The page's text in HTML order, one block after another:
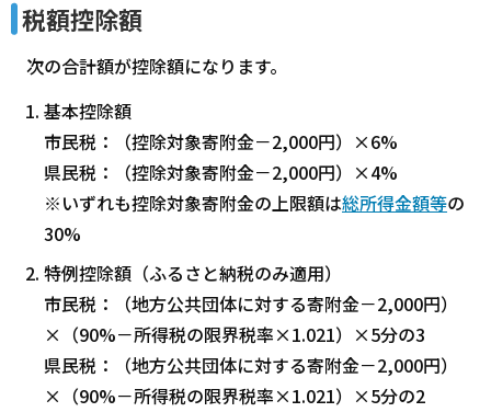
税額控除額
次の合計額が控除額になります。
基本控除額
市民税：（控除対象寄附金－2,000円）×6%
県民税：（控除対象寄附金－2,000円）×4%
※いずれも控除対象寄附金の上限額は総所得金額等の
30%
特例控除額（ふるさと納税のみ適用）
市民税：（地方公共団体に対する寄附金－2,000円）
×（90%－所得税の限界税率×1.021）×5分の3
県民税：（地方公共団体に対する寄附金－2,000円）
×（90%－所得税の限界税率×1.021）×5分の2